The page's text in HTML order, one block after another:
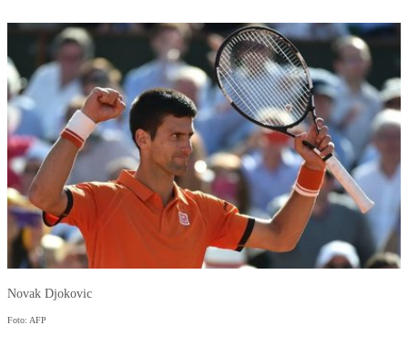
Novak Djokovic
Foto: AFP